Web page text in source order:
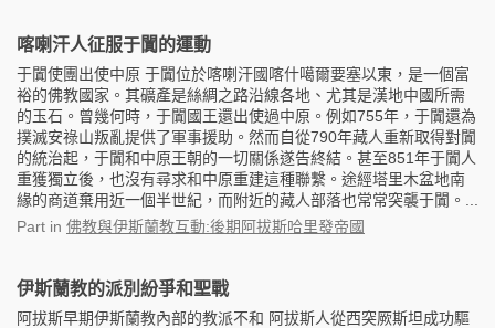
喀喇汗人征服于闐的運動
于闐使團出使中原 于闐位於喀喇汗國喀什噶爾要塞以東，是一個富
裕的佛教國家。其礦產是絲綢之路沿線各地、尤其是漢地中國所需
的玉石。曾幾何時，于闐國王還出使過中原。例如755年，于闐還為
撲滅安祿山叛亂提供了軍事援助。然而自從790年藏人重新取得對闐
的統治起，于闐和中原王朝的一切關係遂告終結。甚至851年于闐人
重獲獨立後，也沒有尋求和中原重建這種聯繫。途經塔里木盆地南
緣的商道棄用近一個半世紀，而附近的藏人部落也常常突襲于闐。...
Part in 佛教與伊斯蘭教互動:後期阿拔斯哈里發帝國
伊斯蘭教的派別紛爭和聖戰
阿拔斯早期伊斯蘭教內部的教派不和 阿拔斯人從西突厥斯坦成功驅